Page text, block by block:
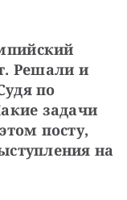
Решали и
по
задачи
посту,
на